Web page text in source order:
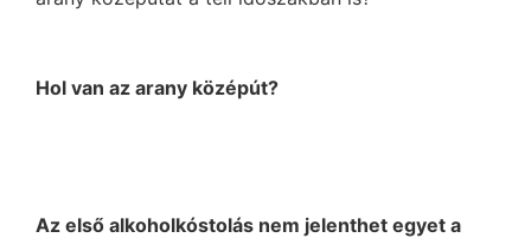
Hol van az arany középút?
Az első alkoholkóstolás nem jelenthet egyet a